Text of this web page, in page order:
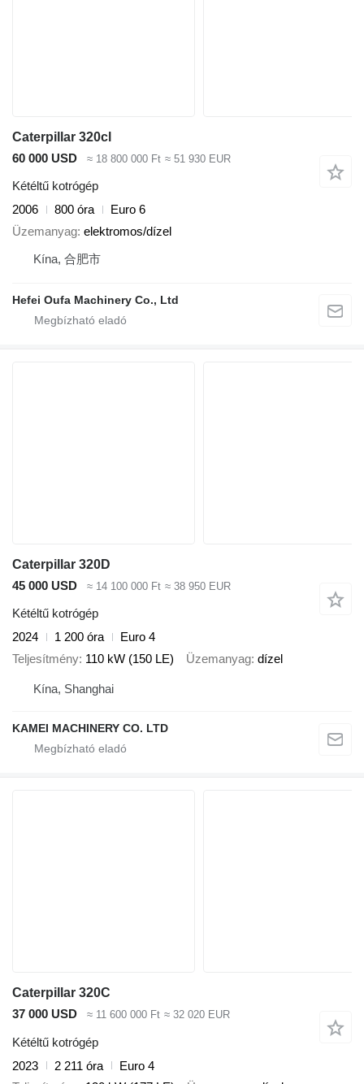
Caterpillar 320cl
60 000 USD
≈ 18 800 000 Ft ≈ 51 930 EUR
Kétéltű kotrógép
2006
800 óra
Euro 6
Üzemanyag elektromos/dízel
Kína, 合肥市
Hefei Oufa Machinery Co., Ltd
Caterpillar 320D
45 000 USD
≈ 14 100 000 Ft ≈ 38 950 EUR
Kétéltű kotrógép
2024
1 200 óra
Euro 4
Teljesítmény 110 kW (150 LE) Üzemanyag dízel
Kína, Shanghai
KAMEI MACHINERY CO. LTD
Caterpillar 320C
37 000 USD
≈ 11 600 000 Ft ≈ 32 020 EUR
Kétéltű kotrógép
2023
2 211 óra
Euro 4